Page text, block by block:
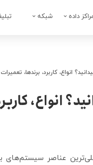
داده شبکه
انواع، کاربرد، برندها، تعمیرات
انواع،
عناصر سیستم‌های